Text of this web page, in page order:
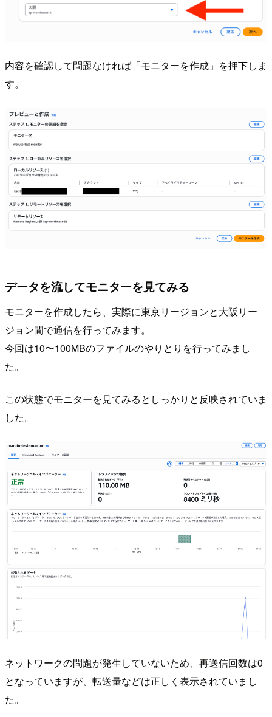
内容を確認して問題なければ「モニターを作成」を押下しま
す。
データを流してモニターを見てみる
モニターを作成したら、実際に東京リージョンと大阪リー
ジョン間で通信を行ってみます。
今回は10〜100MBのファイルのやりとりを行ってみまし
た。
この状態でモニターを見てみるとしっかりと反映されていま
した。
ネットワークの問題が発生していないため、再送信回数は0
となっていますが、転送量などは正しく表示されていまし
た。